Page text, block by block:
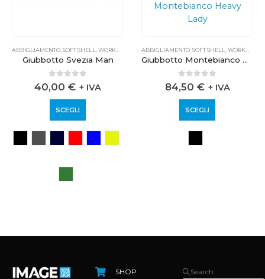
ABBIGLIAMENTO SOFT SHELL WORKWEAR
Giubbotto Svezia Man
0out of 5
40,00 € + IVA
SCEGLI
ABBIGLIAMENTO SOFT SHELL WORKWEAR
Giubbotto Montebianco Heavy Lady
0out of 5
84,50 € + IVA
SCEGLI
SHOP
Search